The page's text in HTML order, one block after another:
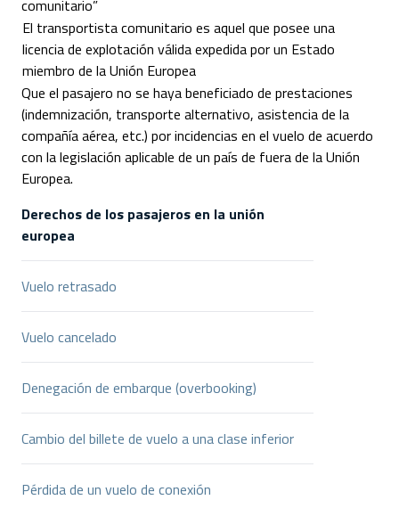
Derechos de los pasajeros en la unión
europea
Vuelo retrasado
Vuelo cancelado
Denegación de embarque (overbooking)
Cambio del billete de vuelo a una clase inferior
Pérdida de un vuelo de conexión
comunitario”
El transportista comunitario es aquel que posee una
licencia de explotación válida expedida por un Estado
miembro de la Unión Europea
Que el pasajero no se haya beneficiado de prestaciones
(indemnización, transporte alternativo, asistencia de la
compañía aérea, etc.) por incidencias en el vuelo de acuerdo
con la legislación aplicable de un país de fuera de la Unión
Europea.